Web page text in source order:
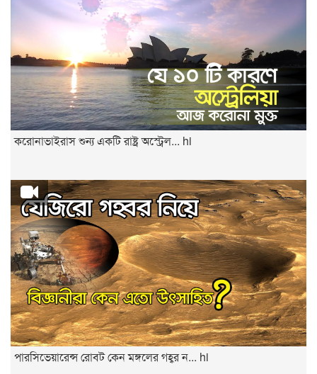
করোনাভাইরাস শুন্য একটি রাষ্ট্র অস্ট্রেল... hi
পারসিভেয়ারেন্স রোবট কেন মঙ্গলের গহ্বর ন... hi